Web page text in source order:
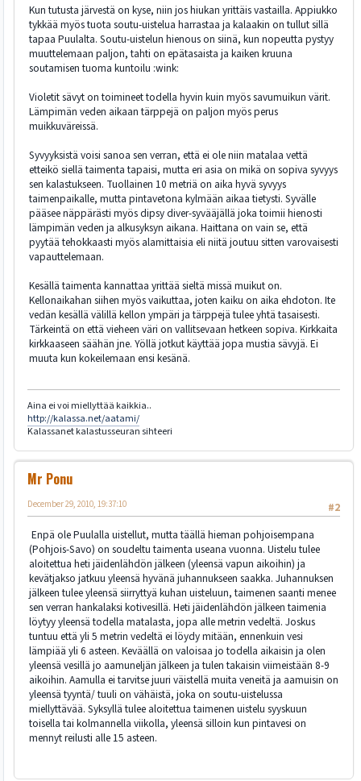
Kun tutusta järvestä on kyse, niin jos hiukan yrittäis vastailla. Appiukko
tykkää myös tuota soutu-uistelua harrastaa ja kalaakin on tullut sillä
tapaa Puulalta. Soutu-uistelun hienous on siinä, kun nopeutta pystyy
muuttelemaan paljon, tahti on epätasaista ja kaiken kruuna
soutamisen tuoma kuntoilu :wink:
Violetit sävyt on toimineet todella hyvin kuin myös savumuikun värit.
Lämpimän veden aikaan tärppejä on paljon myös perus
muikkuväreissä.
Syvyyksistä voisi sanoa sen verran, että ei ole niin matalaa vettä
etteikö siellä taimenta tapaisi, mutta eri asia on mikä on sopiva syvyys
sen kalastukseen. Tuollainen 10 metriä on aika hyvä syvyys
taimenpaikalle, mutta pintavetona kylmään aikaa tietysti. Syvälle
pääsee näppärästi myös dipsy diver-syvääjällä joka toimii hienosti
lämpimän veden ja alkusyksyn aikana. Haittana on vain se, että
pyytää tehokkaasti myös alamittaisia eli niitä joutuu sitten varovaisesti
vapauttelemaan.
Kesällä taimenta kannattaa yrittää sieltä missä muikut on.
Kellonaikahan siihen myös vaikuttaa, joten kaiku on aika ehdoton. Ite
vedän kesällä välillä kellon ympäri ja tärppejä tulee yhtä tasaisesti.
Tärkeintä on että vieheen väri on vallitsevaan hetkeen sopiva. Kirkkaita
kirkkaaseen säähän jne. Yöllä jotkut käyttää jopa mustia sävyjä. Ei
muuta kun kokeilemaan ensi kesänä.
Aina ei voi miellyttää kaikkia..
http://kalassa.net/aatami/
Kalassanet kalastusseuran sihteeri
Mr Ponu
#2
December 29, 2010, 19:37:10
Enpä ole Puulalla uistellut, mutta täällä hieman pohjoisempana
(Pohjois-Savo) on soudeltu taimenta useana vuonna. Uistelu tulee
aloitettua heti jäidenlähdön jälkeen (yleensä vapun aikoihin) ja
kevätjakso jatkuu yleensä hyvänä juhannukseen saakka. Juhannuksen
jälkeen tulee yleensä siirryttyä kuhan uisteluun, taimenen saanti menee
sen verran hankalaksi kotivesillä. Heti jäidenlähdön jälkeen taimenia
löytyy yleensä todella matalasta, jopa alle metrin vedeltä. Joskus
tuntuu että yli 5 metrin vedeltä ei löydy mitään, ennenkuin vesi
lämpiää yli 6 asteen. Keväällä on valoisaa jo todella aikaisin ja olen
yleensä vesillä jo aamuneljän jälkeen ja tulen takaisin viimeistään 8-9
aikoihin. Aamulla ei tarvitse juuri väistellä muita veneitä ja aamuisin on
yleensä tyyntä/ tuuli on vähäistä, joka on soutu-uistelussa
miellyttävää. Syksyllä tulee aloitettua taimenen uistelu syyskuun
toisella tai kolmannella viikolla, yleensä silloin kun pintavesi on
mennyt reilusti alle 15 asteen.